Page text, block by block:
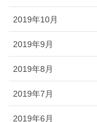
2019年10月
2019年9月
2019年8月
2019年7月
2019年6月